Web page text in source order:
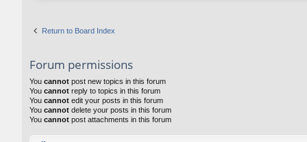
Return to Board Index
Forum permissions
You cannot post new topics in this forum
You cannot reply to topics in this forum
You cannot edit your posts in this forum
You cannot delete your posts in this forum
You cannot post attachments in this forum